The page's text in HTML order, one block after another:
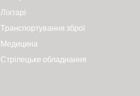
Ліхтарі
Транспортування зброї
Медицина
Стрілецьке обладнання